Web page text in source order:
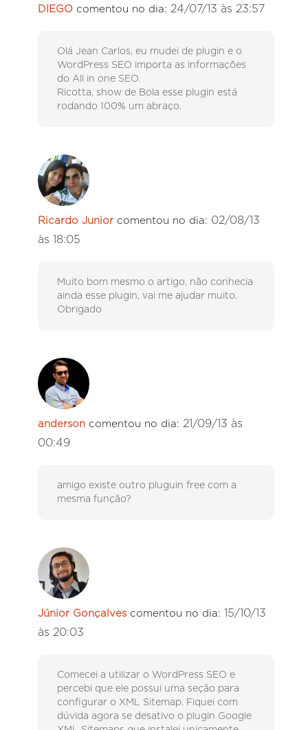
DIEGO comentou no dia: 24/07/13 às 23:57
Olá Jean Carlos, eu mudei de plugin e o
WordPress SEO importa as informações
do All in one SEO.
Ricotta, show de Bola esse plugin está
rodando 100% um abraço.
Ricardo Junior comentou no dia: 02/08/13
às 18:05
Muito bom mesmo o artigo, não conhecia
ainda esse plugin, vai me ajudar muito.
Obrigado
anderson comentou no dia: 21/09/13 às
00:49
amigo existe outro pluguin free com a
mesma função?
Júnior Gonçalves comentou no dia: 15/10/13
às 20:03
Comecei a utilizar o WordPress SEO e
percebi que ele possui uma seção para
configurar o XML Sitemap. Fiquei com
dúvida agora se desativo o plugin Google